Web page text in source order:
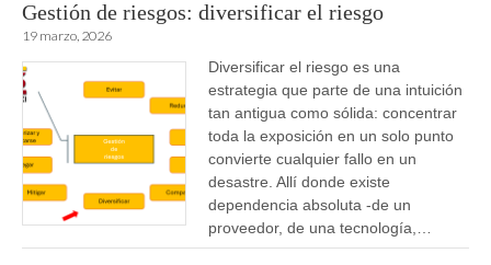
Gestión de riesgos: diversificar el riesgo
19 marzo, 2026
Diversificar el riesgo es una
estrategia que parte de una intuición
tan antigua como sólida: concentrar
toda la exposición en un solo punto
convierte cualquier fallo en un
desastre. Allí donde existe
dependencia absoluta -de un
proveedor, de una tecnología,…